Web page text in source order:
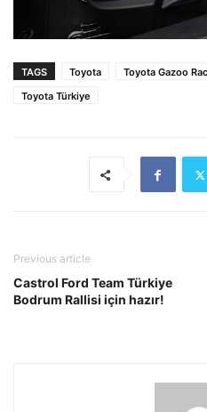
TAGS Toyota Toyota Gazoo
Toyota Türkiye
Previous article
Castrol Ford Team Türkiye
Bodrum Rallisi için hazır!